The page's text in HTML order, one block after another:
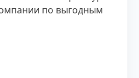
по выгодным